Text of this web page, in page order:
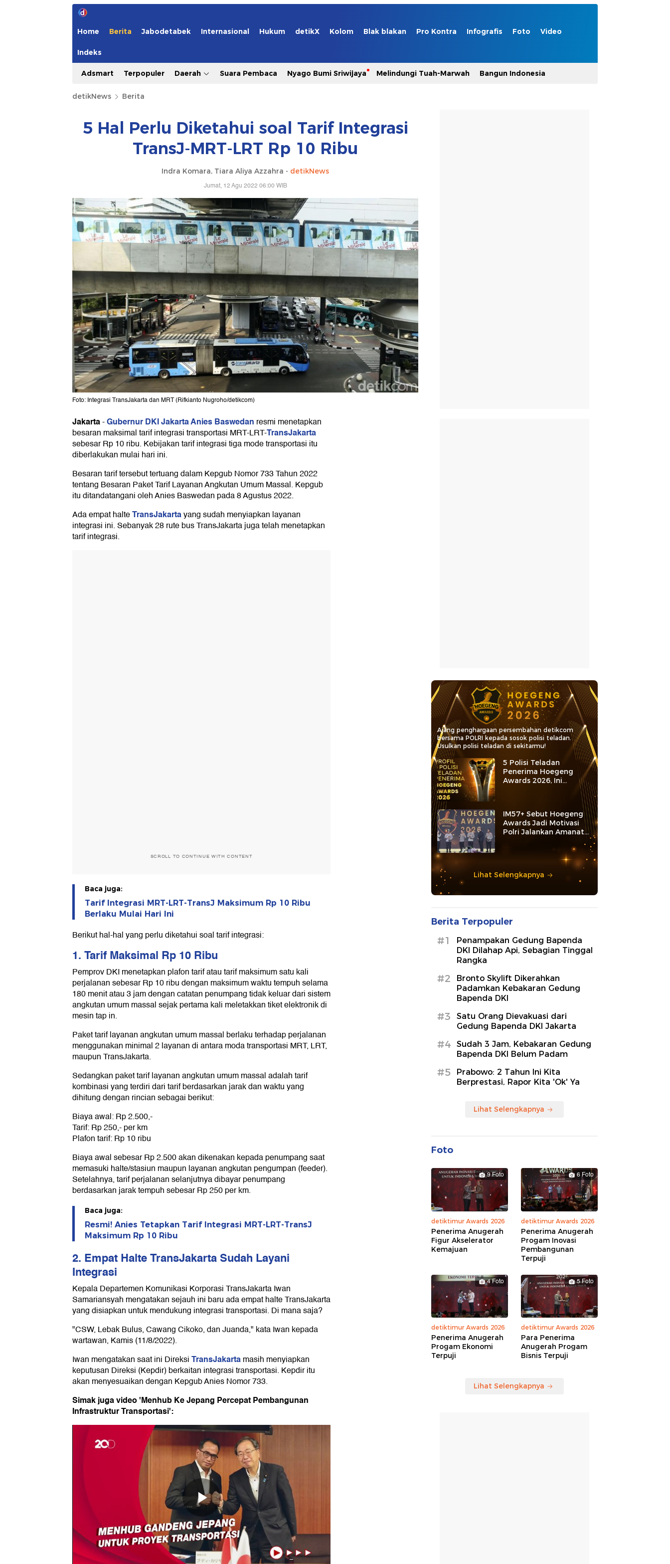
Home Berita Jabodetabek Internasional Hukum detikX Kolom Blak blakan Pro Kontra Infografis Foto Video
Indeks
Adsmart Terpopuler Daerah Suara Pembaca Nyago Bumi Sriwijaya Melindungi Tuah-Marwah Bangun Indonesia
detikNews Berita
5 Hal Perlu Diketahui soal Tarif Integrasi
TransJ-MRT-LRT Rp 10 Ribu
Indra Komara, Tiara Aliya Azzahra - detikNews
Jumat, 12 Agu 2022 06:00 WIB
Foto: Integrasi TransJakarta dan MRT (Rifkianto Nugroho/detikcom)
Jakarta-Gubernur DKI Jakarta Anies Baswedan resmi menetapkan
besaran maksimal tarif integrasi transportasi MRT-LRT-TransJakarta
sebesar Rp 10 ribu. Kebijakan tarif integrasi tiga mode transportasi itu
diberlakukan mulai hari ini.
Besaran tarif tersebut tertuang dalam Kepgub Nomor 733 Tahun 2022
tentang Besaran Paket Tarif Layanan Angkutan Umum Massal. Kepgub
itu ditandatangani oleh Anies Baswedan pada 8 Agustus 2022.
Ada empat halteTransJakartayang sudah menyiapkan layanan
integrasi ini. Sebanyak 28 rute bus TransJakarta juga telah menetapkan
tarif integrasi.
SCROLL TO CONTINUE WITH CONTENT
Baca juga:
Tarif Integrasi MRT-LRT-TransJ Maksimum Rp 10 Ribu
Berlaku Mulai Hari Ini
Berikut hal-hal yang perlu diketahui soal tarif integrasi:
1. Tarif Maksimal Rp 10 Ribu
Pemprov DKI menetapkan plafon tarif atau tarif maksimum satu kali
perjalanan sebesar Rp 10 ribu dengan maksimum waktu tempuh selama
180 menit atau 3 jam dengan catatan penumpang tidak keluar dari sistem
angkutan umum massal sejak pertama kali meletakkan tiket elektronik di
mesin tap in.
Paket tarif layanan angkutan umum massal berlaku terhadap perjalanan
menggunakan minimal 2 layanan di antara moda transportasi MRT, LRT,
maupun TransJakarta.
Sedangkan paket tarif layanan angkutan umum massal adalah tarif
kombinasi yang terdiri dari tarif berdasarkan jarak dan waktu yang
dihitung dengan rincian sebagai berikut:
Biaya awal: Rp 2.500,-
Tarif: Rp 250,- per km
Plafon tarif: Rp 10 ribu
Biaya awal sebesar Rp 2.500 akan dikenakan kepada penumpang saat
memasuki halte/stasiun maupun layanan angkutan pengumpan (feeder).
Setelahnya, tarif perjalanan selanjutnya dibayar penumpang
berdasarkan jarak tempuh sebesar Rp 250 per km.
Baca juga:
Resmi! Anies Tetapkan Tarif Integrasi MRT-LRT-TransJ
Maksimum Rp 10 Ribu
2. Empat Halte TransJakarta Sudah Layani
Integrasi
Kepala Departemen Komunikasi Korporasi TransJakarta Iwan
Samariansyah mengatakan sejauh ini baru ada empat halte TransJakarta
yang disiapkan untuk mendukung integrasi transportasi. Di mana saja?
"CSW, Lebak Bulus, Cawang Cikoko, dan Juanda," kata Iwan kepada
wartawan, Kamis (11/8/2022).
Iwan mengatakan saat ini DireksiTransJakartamasih menyiapkan
keputusan Direksi (Kepdir) berkaitan integrasi transportasi. Kepdir itu
akan menyesuaikan dengan Kepgub Anies Nomor 733.
Simak juga video 'Menhub Ke Jepang Percepat Pembangunan
Infrastruktur Transportasi':
Ajang penghargaan persembahan detikcom
bersama POLRI kepada sosok polisi teladan.
Usulkan polisi teladan di sekitarmu!
5 Polisi Teladan
Penerima Hoegeng
Awards 2026, Ini
Kategori dan Kiprahnya
IM57+ Sebut Hoegeng
Awards Jadi Motivasi
Polri Jalankan Amanat
Lihat Selengkapnya
Berita Terpopuler
#1
Penampakan Gedung Bapenda
DKI Dilahap Api, Sebagian Tinggal
Rangka
#2
Bronto Skylift Dikerahkan
Padamkan Kebakaran Gedung
Bapenda DKI
#3
Satu Orang Dievakuasi dari
Gedung Bapenda DKI Jakarta
#4
Sudah 3 Jam, Kebakaran Gedung
Bapenda DKI Belum Padam
#5
Prabowo: 2 Tahun Ini Kita
Berprestasi, Rapor Kita 'Ok' Ya
Lihat Selengkapnya
Foto
9 Foto
detiktimur Awards 2026
Penerima Anugerah
Figur Akselerator
Kemajuan
6 Foto
detiktimur Awards 2026
Penerima Anugerah
Progam Inovasi
Pembangunan
Terpuji
4 Foto
detiktimur Awards 2026
Penerima Anugerah
Progam Ekonomi
Terpuji
5 Foto
detiktimur Awards 2026
Para Penerima
Anugerah Progam
Bisnis Terpuji
Lihat Selengkapnya